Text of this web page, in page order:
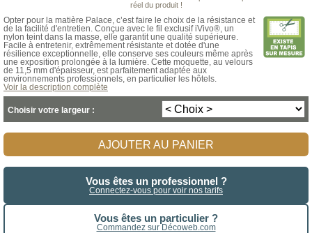
réel du produit !
Opter pour la matière Palace, c’est faire le choix de la résistance et
de la facilité d'entretien. Conçue avec le fil exclusif iVivo®, un
nylon teint dans la masse, elle garantit une qualité supérieure.
Facile à entretenir, extrêmement résistante et dotée d'une
résilience exceptionnelle, elle conserve ses couleurs même après
une exposition prolongée à la lumière. Cette moquette, au velours
de 11,5 mm d'épaisseur, est parfaitement adaptée aux
environnements professionnels, en particulier les hôtels.
Voir la description complète
Choisir votre largeur :
AJOUTER AU PANIER
Vous êtes un professionnel ?
Connectez-vous pour voir nos tarifs
Vous êtes un particulier ?
Commandez sur Décoweb.com